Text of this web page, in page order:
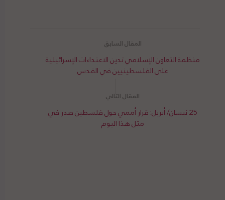
منظمة التعاون الإسلامي تدين الاعتداءات الإسرائيلية
على الفلسطينيين في القدس
25 نيسان/ أبريل: قرار أممي حول فلسطين صدر في
مثل هذا اليوم